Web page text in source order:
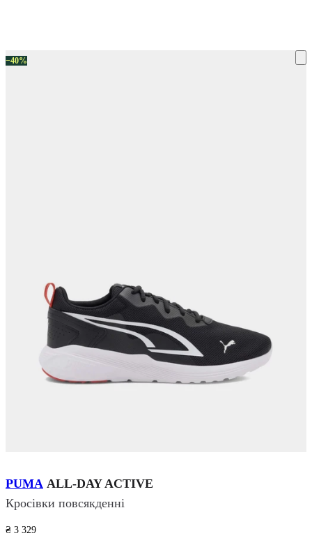
−40%
PUMA ALL-DAY ACTIVE
Кросівки повсякденні
₴ 3 329